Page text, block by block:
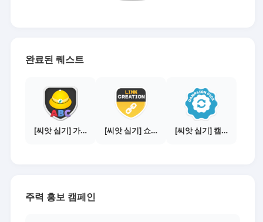
완료된 퀘스트
[씨앗 심기] 가이드보기 - 매체별 활동 가이드 [씨앗 심기] 쇼핑몰 링크 발급하기 - 제휴몰 3곳 [씨앗 심기] 캠페인 전환하기
주력 홍보 캠페인